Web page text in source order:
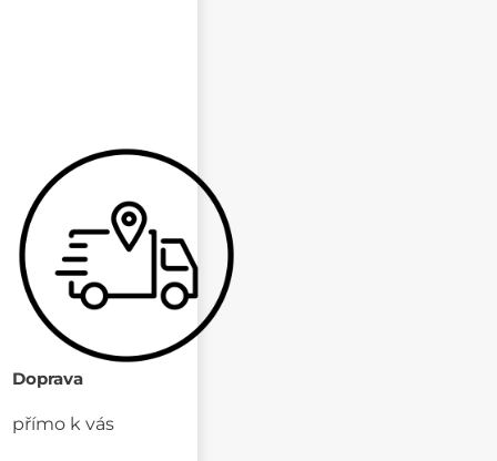
Doprava
přímo k vás